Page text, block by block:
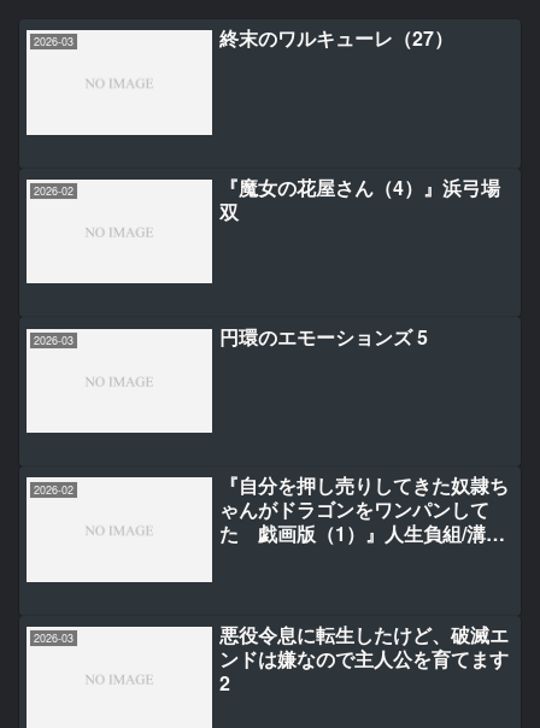
2026-03 終末のワルキューレ（27）
2026-02
『魔女の花屋さん（4）』浜弓場
双
2026-03 円環のエモーションズ 5
2026-02
『自分を押し売りしてきた奴隷ち
ゃんがドラゴンをワンパンして
た 戯画版（1）』人生負組/溝上
2026-03
悪役令息に転生したけど、破滅エ
ンドは嫌なので主人公を育てます
2